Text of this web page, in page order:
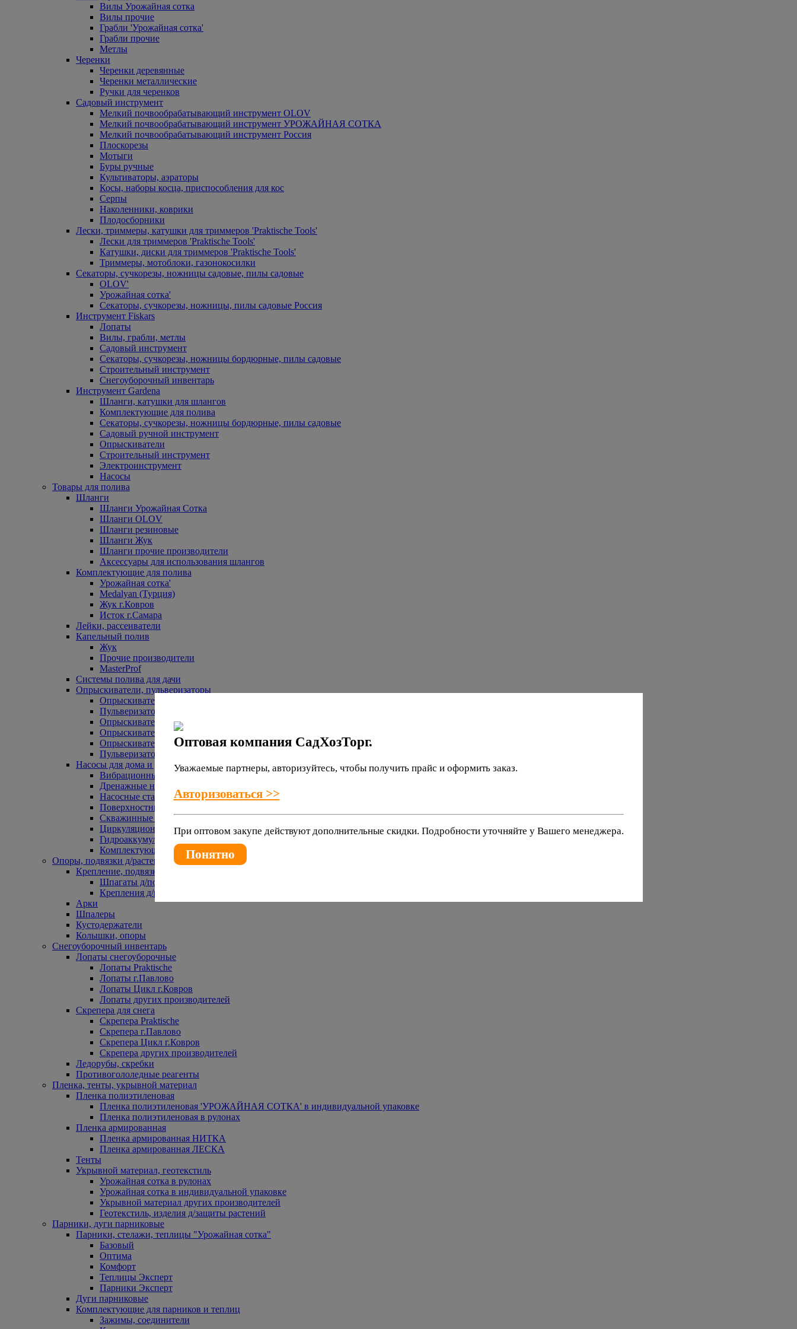
Вилы Урожайная сотка
Вилы прочие
Грабли 'Урожайная сотка'
Грабли прочие
Метлы
Черенки
Черенки деревянные
Черенки металлические
Ручки для черенков
Садовый инструмент
Мелкий почвообрабатывающий инструмент OLOV
Мелкий почвообрабатывающий инструмент УРОЖАЙНАЯ СОТКА
Мелкий почвообрабатывающий инструмент Россия
Плоскорезы
Мотыги
Буры ручные
Культиваторы, аэраторы
Косы, наборы косца, приспособления для кос
Серпы
Наколенники, коврики
Плодосборники
Лески, триммеры, катушки для триммеров 'Praktische Tools'
Лески для триммеров 'Praktische Tools'
Катушки, диски для триммеров 'Praktische Tools'
Триммеры, мотоблоки, газонокосилки
Секаторы, сучкорезы, ножницы садовые, пилы садовые
OLOV'
Урожайная сотка'
Секаторы, сучкорезы, ножницы, пилы садовые Россия
Инструмент Fiskars
Лопаты
Вилы, грабли, метлы
Садовый инструмент
Секаторы, сучкорезы, ножницы бордюрные, пилы садовые
Строительный инструмент
Снегоуборочный инвентарь
Инструмент Gardena
Шланги, катушки для шлангов
Комплектующие для полива
Секаторы, сучкорезы, ножницы бордюрные, пилы садовые
Садовый ручной инструмент
Опрыскиватели
Строительный инструмент
Электроинструмент
Насосы
Товары для полива
Шланги
Шланги Урожайная Сотка
Шланги OLOV
Шланги резиновые
Шланги Жук
Шланги прочие производители
Аксессуары для использования шлангов
Комплектующие для полива
Урожайная сотка'
Medalyan (Турция)
Жук г.Ковров
Исток г.Самара
Лейки, рассеиватели
Капельный полив
Жук
Прочие производители
MasterProf
Системы полива для дачи
Опрыскиватели, пульверизаторы
Опрыскиватели аккумуляторные
Пульверизаторы прочие
Опрыскиватели Урожайная сотка
Опрыскиватели Жук
Опрыскиватели прочие
Пульверизаторы Урожайная сотка
Насосы для дома и дачи
Вибрационные насосы
Дренажные насосы
Насосные станции
Поверхностные насосы
Скважинные насосы
Циркуляционные насосы
Гидроаккумуляторы и расширительные баки
Комплектующие к насосам
Опоры, подвязки д/растений
Крепление, подвязки д/растений
Шпагаты д/подвязки растений
Крепления д/растений
Арки
Шпалеры
Кустодержатели
Колышки, опоры
Снегоуборочный инвентарь
Лопаты снегоуборочные
Лопаты Praktische
Лопаты г.Павлово
Лопаты Цикл г.Ковров
Лопаты других производителей
Скрепера для снега
Скрепера Praktische
Скрепера г.Павлово
Скрепера Цикл г.Ковров
Скрепера других производителей
Ледорубы, скребки
Противогололедные реагенты
Пленка, тенты, укрывной материал
Пленка полиэтиленовая
Пленка полиэтиленовая 'УРОЖАЙНАЯ СОТКА' в индивидуальной упаковке
Пленка полиэтиленовая в рулонах
Пленка армированная
Пленка армированная НИТКА
Пленка армированная ЛЕСКА
Тенты
Укрывной материал, геотекстиль
Урожайная сотка в рулонах
Урожайная сотка в индивидуальной упаковке
Укрывной материал других производителей
Геотекстиль, изделия д/защиты растений
Парники, дуги парниковые
Парники, стелажи, теплицы "Урожайная сотка"
Базовый
Оптима
Комфорт
Теплицы Эксперт
Парники Эксперт
Дуги парниковые
Комплектующие для парников и теплиц
Зажимы, соединители
Оптовая компания СадХозТорг.
Уважаемые партнеры, авторизуйтесь, чтобы получить прайс и оформить заказ.
Авторизоваться >>
При оптовом закупе действуют дополнительные скидки. Подробности уточняйте у Вашего менеджера.
Понятно